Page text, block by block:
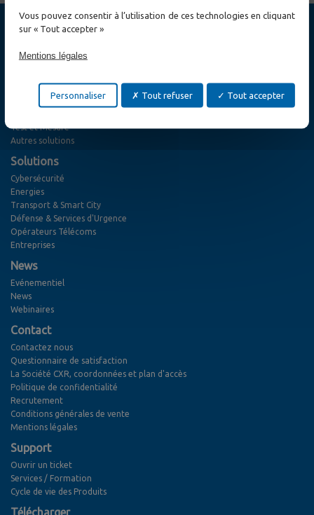
Produits
Switch Ethernet
Réseaux MPLS-TP / TDM / SDH / PDH
Accès optique
Test et Mesure
Autres solutions
Solutions
Cybersécurité
Energies
Transport & Smart City
Défense & Services d'Urgence
Opérateurs Télécoms
Entreprises
News
Evénementiel
News
Webinaires
Contact
Contactez nous
Questionnaire de satisfaction
La Société CXR, coordonnées et plan d'accès
Politique de confidentialité
Recrutement
Conditions générales de vente
Mentions légales
Support
Ouvrir un ticket
Services / Formation
Cycle de vie des Produits
Télécharger
Vous pouvez consentir à l’utilisation de ces technologies en cliquant
sur « Tout accepter »
Mentions légales
Tout accepter
Tout refuser
Personnaliser